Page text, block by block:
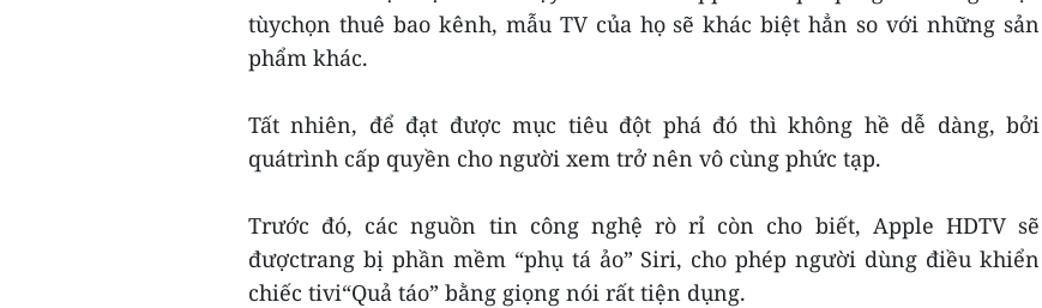
tùychọn thuê bao kênh, mẫu TV của họ sẽ khác biệt hẳn so với những sản
phẩm khác.
Tất nhiên, để đạt được mục tiêu đột phá đó thì không hề dễ dàng, bởi
quátrình cấp quyền cho người xem trở nên vô cùng phức tạp.
Trước đó, các nguồn tin công nghệ rò rỉ còn cho biết, Apple HDTV sẽ
đượctrang bị phần mềm “phụ tá ảo” Siri, cho phép người dùng điều khiển
chiếc tivi“Quả táo” bằng giọng nói rất tiện dụng.